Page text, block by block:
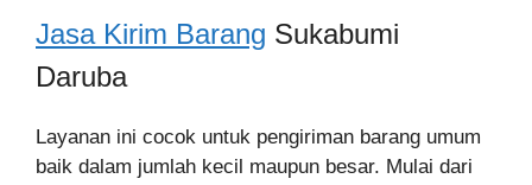
Jasa Kirim Barang Sukabumi
Daruba
Layanan ini cocok untuk pengiriman barang umum
baik dalam jumlah kecil maupun besar. Mulai dari